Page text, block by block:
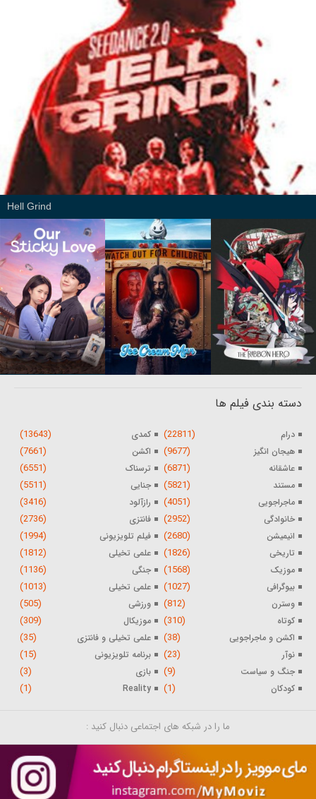
Hell Grind
دسته بندی فیلم ها
درام (22811) کمدی (13643)
هیجان انگیز (9677) اکشن (7661)
عاشقانه (6871) ترسناک (6551)
مستند (5821) جنایی (5511)
ماجراجویی (4051) رازآلود (3416)
خانوادگی (2952) فانتزی (2736)
انیمیشن (2680) فیلم تلویزیونی (1994)
تاریخی (1826) علمی تخیلی (1812)
موزیک (1568) جنگی (1136)
بیوگرافی (1027) علمی تخیلی (1013)
وسترن (812) ورزشی (505)
کوتاه (310) موزیکال (309)
اکشن و ماجراجویی (38) علمی تخیلی و فانتزی (35)
نوآر (23) برنامه تلویزیونی (15)
جنگ و سیاست (9) بازی (3)
کودکان (1)
Reality
(1)
ما را در شبکه های اجتماعی دنبال کنید :